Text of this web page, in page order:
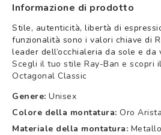
Informazione di prodotto
Stile, autenticità, libertà di
funzionalità sono i valori chiave di
leader dell’occhialeria da sole e da
Scegli il tuo stile Ray-Ban e scopri
Octagonal Classic
Genere: Unisex
Colore della montatura: Oro Arista
Materiale della montatura: Metallo